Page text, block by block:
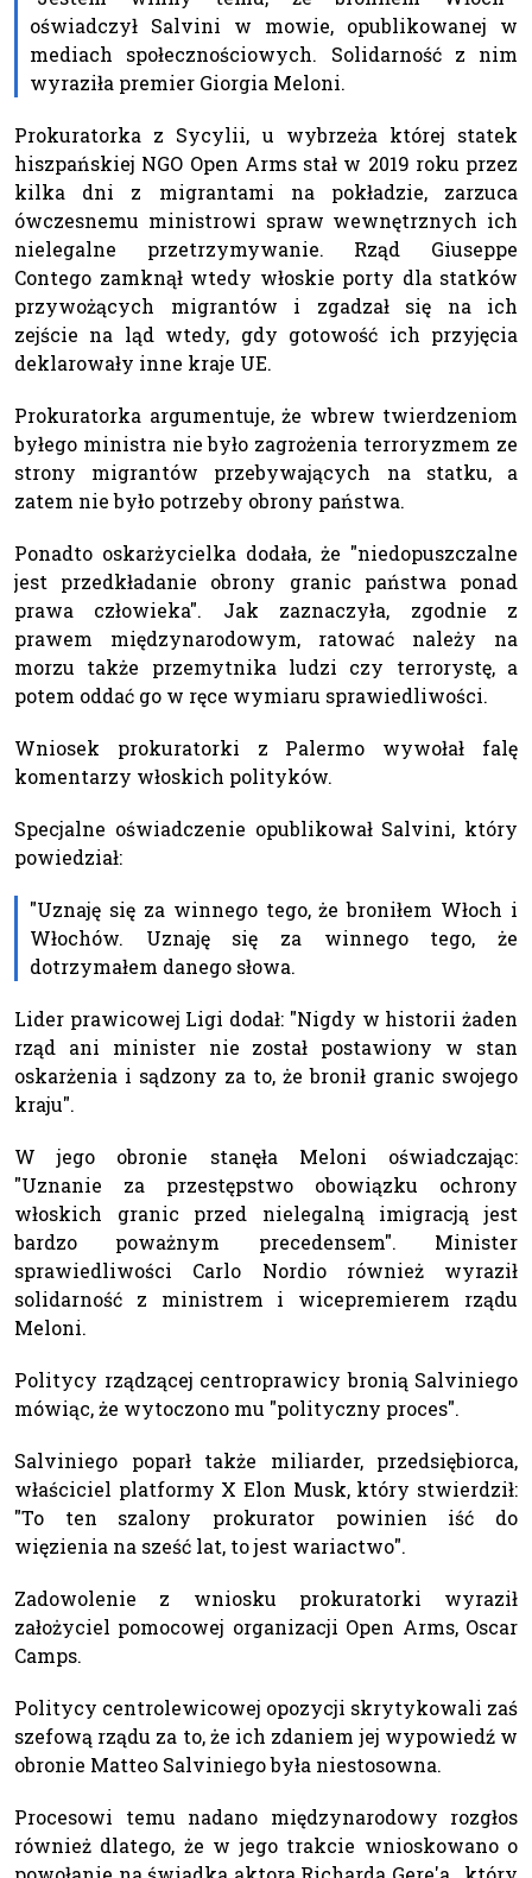
oświadczył Salvini w mowie, opublikowanej w
mediach społecznościowych. Solidarność z nim
wyraziła premier Giorgia Meloni.
Prokuratorka z Sycylii, u wybrzeża której statek
hiszpańskiej NGO Open Arms stał w 2019 roku przez
kilka dni z migrantami na pokładzie, zarzuca
ówczesnemu ministrowi spraw wewnętrznych ich
nielegalne przetrzymywanie. Rząd Giuseppe
Contego zamknął wtedy włoskie porty dla statków
przywożących migrantów i zgadzał się na ich
zejście na ląd wtedy, gdy gotowość ich przyjęcia
deklarowały inne kraje UE.
Prokuratorka argumentuje, że wbrew twierdzeniom
byłego ministra nie było zagrożenia terroryzmem ze
strony migrantów przebywających na statku, a
zatem nie było potrzeby obrony państwa.
Ponadto oskarżycielka dodała, że "niedopuszczalne
jest przedkładanie obrony granic państwa ponad
prawa człowieka". Jak zaznaczyła, zgodnie z
prawem międzynarodowym, ratować należy na
morzu także przemytnika ludzi czy terrorystę, a
potem oddać go w ręce wymiaru sprawiedliwości.
Wniosek prokuratorki z Palermo wywołał falę
komentarzy włoskich polityków.
Specjalne oświadczenie opublikował Salvini, który
powiedział:
"Uznaję się za winnego tego, że broniłem Włoch i
Włochów. Uznaję się za winnego tego, że
dotrzymałem danego słowa.
Lider prawicowej Ligi dodał: "Nigdy w historii żaden
rząd ani minister nie został postawiony w stan
oskarżenia i sądzony za to, że bronił granic swojego
kraju".
W jego obronie stanęła Meloni oświadczając:
"Uznanie za przestępstwo obowiązku ochrony
włoskich granic przed nielegalną imigracją jest
bardzo poważnym precedensem". Minister
sprawiedliwości Carlo Nordio również wyraził
solidarność z ministrem i wicepremierem rządu
Meloni.
Politycy rządzącej centroprawicy bronią Salviniego
mówiąc, że wytoczono mu "polityczny proces".
Salviniego poparł także miliarder, przedsiębiorca,
właściciel platformy X Elon Musk, który stwierdził:
"To ten szalony prokurator powinien iść do
więzienia na sześć lat, to jest wariactwo".
Zadowolenie z wniosku prokuratorki wyraził
założyciel pomocowej organizacji Open Arms, Oscar
Camps.
Politycy centrolewicowej opozycji skrytykowali zaś
szefową rządu za to, że ich zdaniem jej wypowiedź w
obronie Matteo Salviniego była niestosowna.
Procesowi temu nadano międzynarodowy rozgłos
również dlatego, że w jego trakcie wnioskowano o